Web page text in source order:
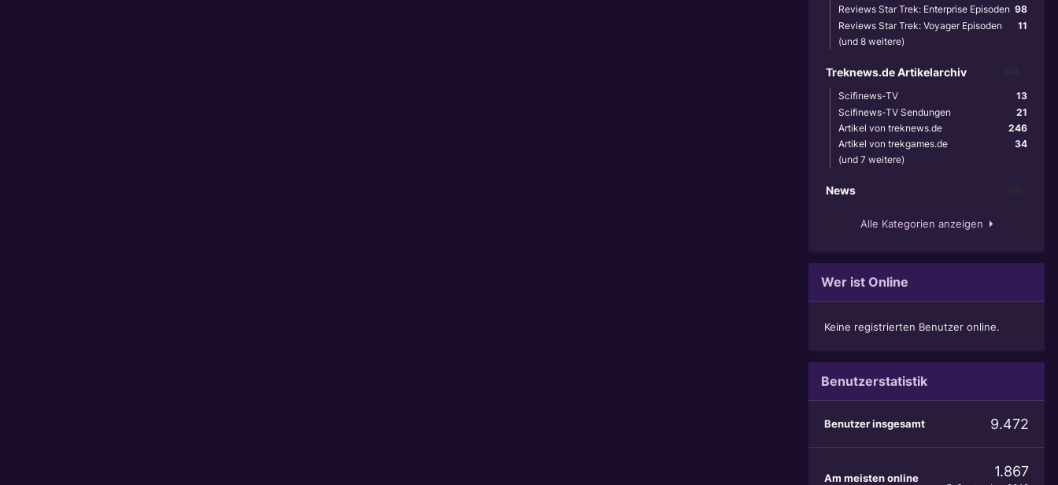
98
Reviews Star Trek: Enterprise Episoden
11
Reviews Star Trek: Voyager Episoden
(und 8 weitere)
Treknews.de Artikelarchiv
13
Scifinews-TV
21
Scifinews-TV Sendungen
246
Artikel von treknews.de
34
Artikel von trekgames.de
(und 7 weitere)
News
Alle Kategorien anzeigen
Wer ist Online
Keine registrierten Benutzer online.
Benutzerstatistik
Benutzer insgesamt 9.472
Am meisten online 1.867